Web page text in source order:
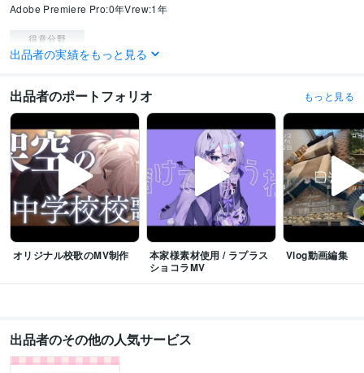
Adobe Premiere Pro:0年Vrew:1年
得意分野
動画編集・映像制作 動画編集 MV制作
出品者の実績をもっと見る
出品者のポートフォリオ もっと見る
オリジナル校歌のMV制作
本家様素材使用 / ラプラス
ショコラMV
Vlog動画編集
出品者のその他の人気サービス